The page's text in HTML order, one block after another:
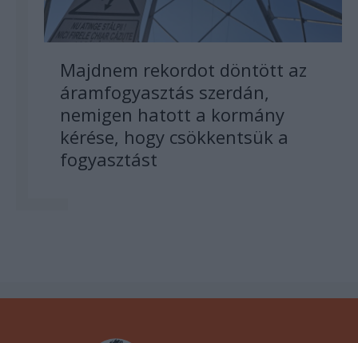
Majdnem rekordot döntött az
áramfogyasztás szerdán,
nemigen hatott a kormány
kérése, hogy csökkentsük a
fogyasztást